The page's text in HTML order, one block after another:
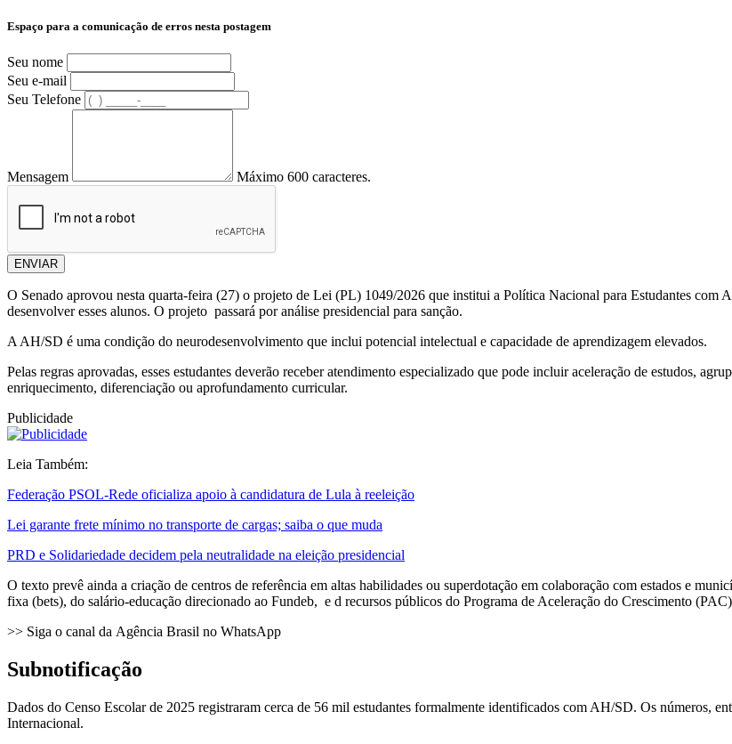
Espaço para a comunicação de erros nesta postagem
Seu nome
Seu e-mail
Seu Telefone
Mensagem Máximo 600 caracteres.
ENVIAR
O Senado aprovou nesta quarta-feira (27) o projeto de Lei (PL) 1049/2026 que institui a Política Nacional para Estudantes com
desenvolver esses alunos. O projeto passará por análise presidencial para sanção.
A AH/SD é uma condição do neurodesenvolvimento que inclui potencial intelectual e capacidade de aprendizagem elevados.
Pelas regras aprovadas, esses estudantes deverão receber atendimento especializado que pode incluir aceleração de estudos,
enriquecimento, diferenciação ou aprofundamento curricular.
Publicidade
Leia Também:
Federação PSOL-Rede oficializa apoio à candidatura de Lula à reeleição
Lei garante frete mínimo no transporte de cargas; saiba o que muda
PRD e Solidariedade decidem pela neutralidade na eleição presidencial
O texto prevê ainda a criação de centros de referência em altas habilidades ou superdotação em colaboração com estados e
fixa (bets), do salário-educação direcionado ao Fundeb, e d recursos públicos do Programa de Aceleração do Crescimento
>> Siga o canal da Agência Brasil no WhatsApp
Subnotificação
Dados do Censo Escolar de 2025 registraram cerca de 56 mil estudantes formalmente identificados com AH/SD. Os números,
Internacional.